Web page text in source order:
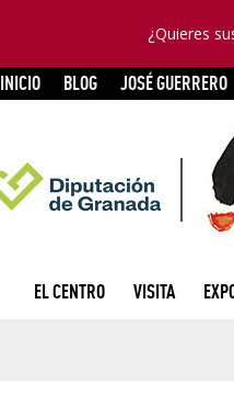
¿Quieres
INICIO BLOG JOSÉ GUERRERO
EL CENTRO VISITA